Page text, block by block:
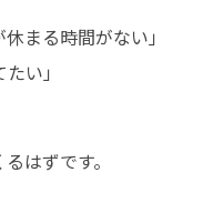
まる時間がない」
い」
はずです。